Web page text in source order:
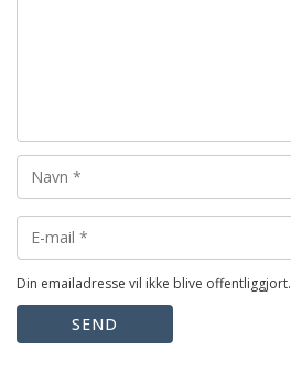
Din emailadresse vil ikke blive offentliggjort.
SEND